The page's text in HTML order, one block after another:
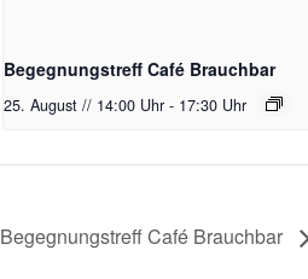
Begegnungstreff Café Brauchbar
25. August // 14:00 Uhr - 17:30 Uhr
Begegnungstreff Café Brauchbar